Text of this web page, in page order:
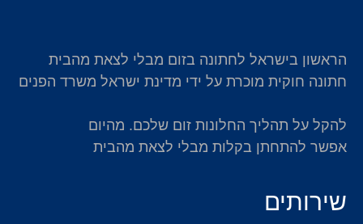
הראשון בישראל לחתונה בזום מבלי לצאת מהבית
חתונה חוקית מוכרת על ידי מדינת ישראל משרד הפנים
להקל על תהליך החלונות זום שלכם. מהיום
אפשר להתחתן בקלות מבלי לצאת מהבית
שירותים